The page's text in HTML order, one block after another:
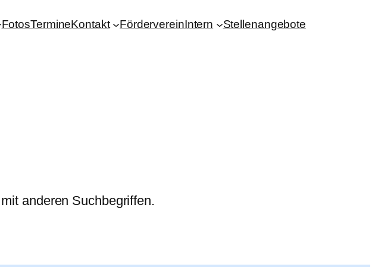
FotosTermineKontakt FördervereinIntern Stellenangebote
anderen Suchbegriffen.